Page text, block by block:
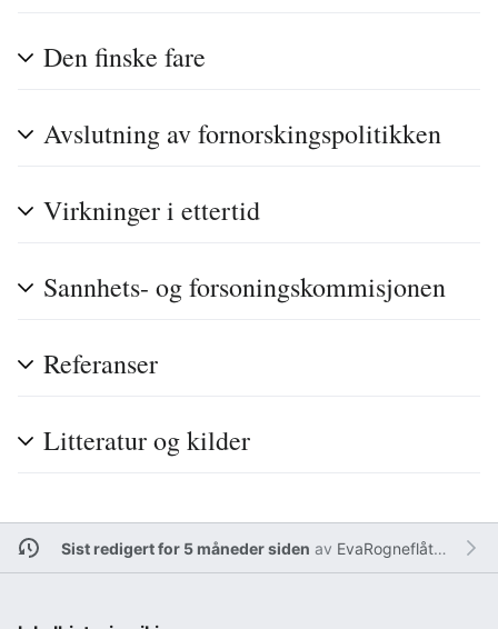
Den finske fare
Avslutning av fornorskingspolitikken
Virkninger i ettertid
Sannhets- og forsoningskommisjonen
Referanser
Litteratur og kilder
Sist redigert for 5 måneder siden av EvaRogneflåten